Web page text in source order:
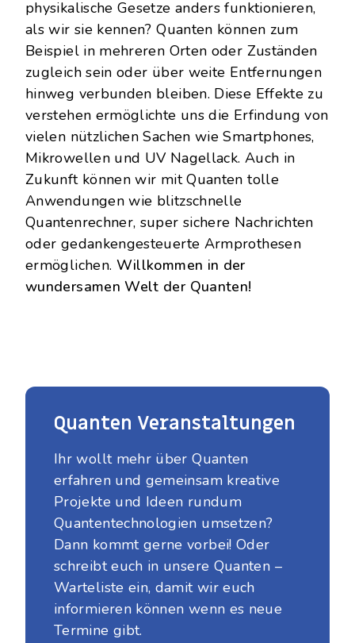
physikalische Gesetze anders funktionieren,
als wir sie kennen? Quanten können zum
Beispiel in mehreren Orten oder Zuständen
zugleich sein oder über weite Entfernungen
hinweg verbunden bleiben. Diese Effekte zu
verstehen ermöglichte uns die Erfindung von
vielen nützlichen Sachen wie Smartphones,
Mikrowellen und UV Nagellack. Auch in
Zukunft können wir mit Quanten tolle
Anwendungen wie blitzschnelle
Quantenrechner, super sichere Nachrichten
oder gedankengesteuerte Armprothesen
ermöglichen. Willkommen in der
wundersamen Welt der Quanten!
Quanten Veranstaltungen
Ihr wollt mehr über Quanten
erfahren und gemeinsam kreative
Projekte und Ideen rundum
Quantentechnologien umsetzen?
Dann kommt gerne vorbei! Oder
schreibt euch in unsere Quanten –
Warteliste ein, damit wir euch
informieren können wenn es neue
Termine gibt.